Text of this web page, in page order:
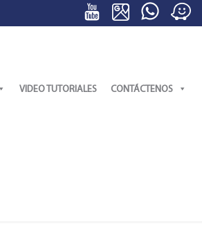
VIDEO TUTORIALES CONTÁCTENOS